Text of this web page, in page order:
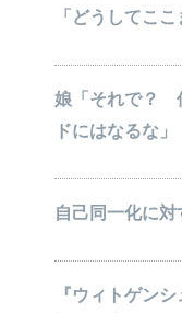
「どうしてこ
娘「それで？
ドにはなるな」
自己同一化に
『ウィトゲン